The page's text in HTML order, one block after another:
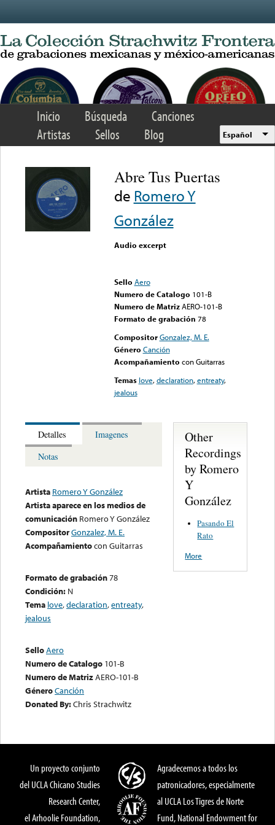
Inicio Búsqueda
Canciones
Artistas
Sellos Blog Español
Abre Tus Puertas
de Romero Y
González
Audio excerpt
Sello Aero
Numero de Catalogo 101-B
Numero de Matriz AERO-101-B
Formato de grabación 78
Compositor Gonzalez, M. E.
Género Canción
Acompañamiento con Guitarras
Temas love,declaration,entreaty,
jealous
Detalles
Imagenes
Notas
Artista Romero Y González
Artista aparece en los medios de
comunicación Romero Y González
CompositorGonzalez, M. E.
Acompañamientocon Guitarras
Formato de grabación78
Condición: N
Tema love,declaration,entreaty,
jealous
SelloAero
Numero de Catalogo 101-B
Numero de MatrizAERO-101-B
GéneroCanción
Donated By:Chris Strachwitz
Other
Recordings
by Romero
Y
González
Pasando El
Rato
More
Un proyecto conjunto
del UCLA Chicano Studies
Research Center,
el Arhoolie Foundation,
Agradecemos a todos los
patronicadores, especialmente
al UCLA Los Tigres de Norte
Fund, National Endowment for